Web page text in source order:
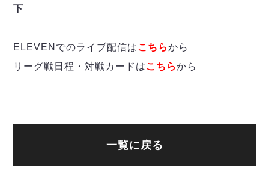
チケット情報
フウガドールすみだ
しながわシティ
名古屋オーシャンズFOLLOW US!
下
ELEVENでのライブ配信はこちらから
リーグ戦日程・対戦カードはこちらから
一覧に戻る